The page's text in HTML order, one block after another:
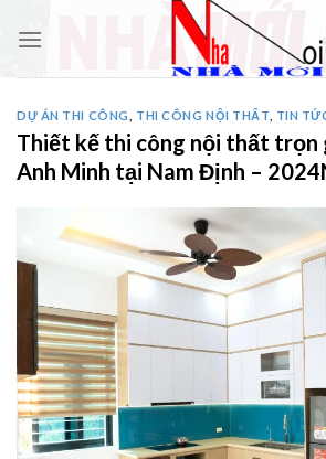
DỰ ÁN THI CÔNG THI CÔNG NỘI THẤT TIN
Thiết kế thi công nội thất trọn
Anh Minh tại Nam Định –